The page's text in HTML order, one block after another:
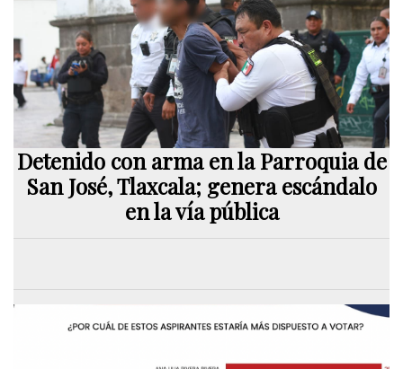
Detenido con arma en la Parroquia de
San José, Tlaxcala; genera escándalo
en la vía pública